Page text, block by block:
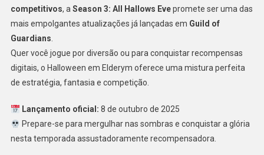
competitivos, aSeason 3: All Hallows Evepromete ser uma das
mais empolgantes atualizações já lançadas em Guild of
Guardians.
Quer você jogue por diversão ou para conquistar recompensas
digitais, o Halloween em Elderym oferece uma mistura perfeita
de estratégia, fantasia e competição.
Lançamento oficial: 8 de outubro de 2025
Prepare-se para mergulhar nas sombras e conquistar a glória
nesta temporada assustadoramente recompensadora.